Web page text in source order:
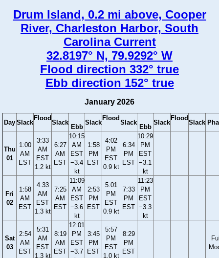
Drum Island, 0.2 mi above, Cooper
River, Charleston Harbor, South
Carolina Current
32.8197° N, 79.9292° W
Flood direction 332° true
Ebb direction 152° true
January 2026
Day Slack
Flood
Slack
Ebb
Slack
Flood
Slack
Ebb
Slack
Flood
Slack
Thu
01
1:00
AM
EST
3:33
AM
EST
1.2 kt
6:27
AM
EST
10:15
AM
EST
−3.4
kt
1:58
PM
EST
4:02
PM
EST
0.9 kt
6:34
PM
EST
10:29
PM
EST
−3.1
kt
Fri
02
1:58
AM
EST
4:33
AM
EST
1.3 kt
7:25
AM
EST
11:09
AM
EST
−3.6
kt
2:53
PM
EST
5:01
PM
EST
0.9 kt
7:33
PM
EST
11:23
PM
EST
−3.3
kt
Sat
03
2:54
AM
EST
5:31
AM
EST
1.3 kt
8:19
AM
EST
12:01
PM
EST
−3.7
3:45
PM
EST
5:57
PM
EST
1.0 kt
8:29
PM
EST